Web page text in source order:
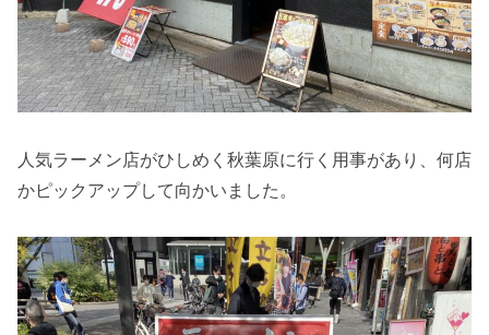
人気ラーメン店がひしめく秋葉原に行く用事があり、何店
かピックアップして向かいました。